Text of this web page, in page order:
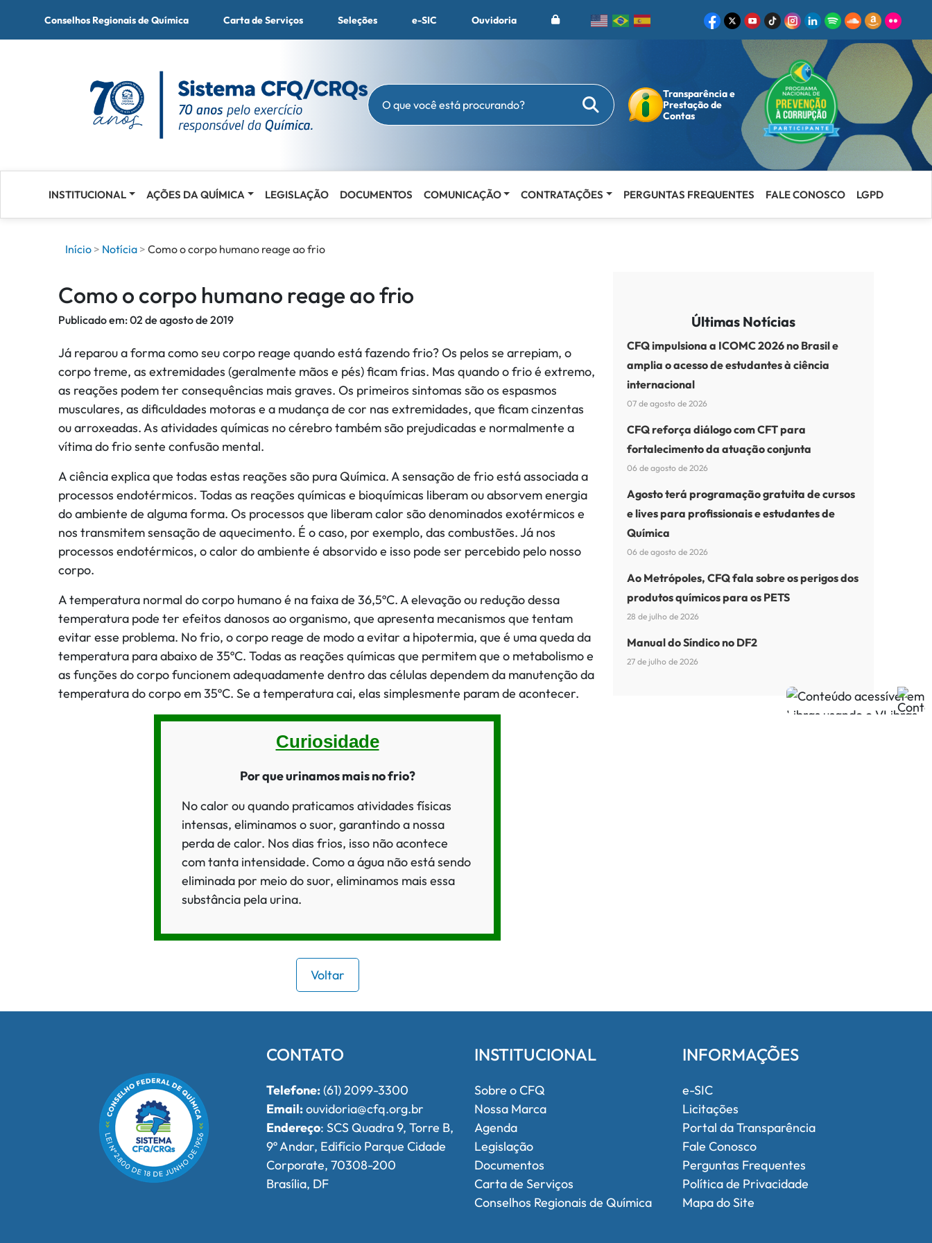
Conselhos Regionais de Química Carta de Serviços Seleções e-SIC Ouvidoria
O que você está procurando? Buscar
Transparência e
Prestação de
Contas
INSTITUCIONAL AÇÕES DA QUÍMICA LEGISLAÇÃO DOCUMENTOS COMUNICAÇÃO CONTRATAÇÕES PERGUNTAS FREQUENTES FALE CONOSCO LGPD
o
Início Notícia Como o corpo humano reage ao frio
Como o corpo humano reage ao frio
Publicado em:02 de agosto de 2019
Já reparou a forma como seu corpo reage quando está fazendo frio? Os pelos se arrepiam, o
corpo treme, as extremidades (geralmente mãos e pés) ficam frias. Mas quando o frio é extremo,
as reações podem ter consequências mais graves. Os primeiros sintomas são os espasmos
musculares, as dificuldades motoras e a mudança de cor nas extremidades, que ficam cinzentas
ou arroxeadas. As atividades químicas no cérebro também são prejudicadas e normalmente a
vítima do frio sente confusão mental.
A ciência explica que todas estas reações são pura Química. A sensação de frio está associada a
processos endotérmicos. Todas as reações químicas e bioquímicas liberam ou absorvem energia
do ambiente de alguma forma. Os processos que liberam calor são denominados exotérmicos e
nos transmitem sensação de aquecimento. É o caso, por exemplo, das combustões. Já nos
processos endotérmicos, o calor do ambiente é absorvido e isso pode ser percebido pelo nosso
corpo.
A temperatura normal do corpo humano é na faixa de 36,5ºC. A elevação ou redução dessa
temperatura pode ter efeitos danosos ao organismo, que apresenta mecanismos que tentam
evitar esse problema. No frio, o corpo reage de modo a evitar a hipotermia, que é uma queda da
temperatura para abaixo de 35ºC. Todas as reações químicas que permitem que o metabolismo e
as funções do corpo funcionem adequadamente dentro das células dependem da manutenção da
temperatura do corpo em 35ºC. Se a temperatura cai, elas simplesmente param de acontecer.
Curiosidade
Por que urinamos mais no frio?
No calor ou quando praticamos atividades físicas
intensas, eliminamos o suor, garantindo a nossa
perda de calor. Nos dias frios, isso não acontece
com tanta intensidade. Como a água não está sendo
eliminada por meio do suor, eliminamos mais essa
substância pela urina.
Voltar
Últimas Notícias
CFQ impulsiona a ICOMC 2026 no Brasil e
amplia o acesso de estudantes à ciência
internacional
07 de agosto de 2026
CFQ reforça diálogo com CFT para
fortalecimento da atuação conjunta
06 de agosto de 2026
Agosto terá programação gratuita de cursos
e lives para profissionais e estudantes de
Química
06 de agosto de 2026
Ao Metrópoles, CFQ fala sobre os perigos dos
produtos químicos para os PETS
28 de julho de 2026
Manual do Síndico no DF2
27 de julho de 2026
CONTATO
Telefone:(61) 2099-3300
Email:ouvidoria@cfq.org.br
Endereço: SCS Quadra 9, Torre B,
9º Andar, Edifício Parque Cidade
Corporate, 70308-200
Brasília, DF
INSTITUCIONAL
Sobre o CFQ
Nossa Marca
Agenda
Legislação
Documentos
Carta de Serviços
Conselhos Regionais de Química
INFORMAÇÕES
e-SIC
Licitações
Portal da Transparência
Fale Conosco
Perguntas Frequentes
Política de Privacidade
Mapa do Site